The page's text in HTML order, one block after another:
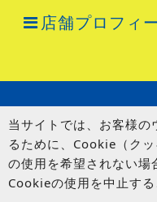
店舗プロフィ
当サイトでは、お客様
るために、Cookie（ク
の使用を希望されない場
Cookieの使用を中止する